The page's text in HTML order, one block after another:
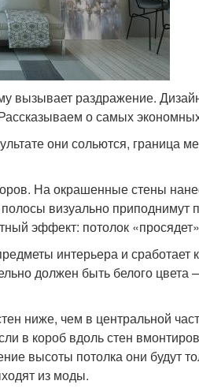
вызывает раздражение.
о самых
они сольются, граница
На окрашенные стены
визуально приподнимут
эффект: потолок
интерьера и сработает
должен быть белого
ниже, чем в центральной
в короб вдоль стен
высоты потолка они будут
из моды.